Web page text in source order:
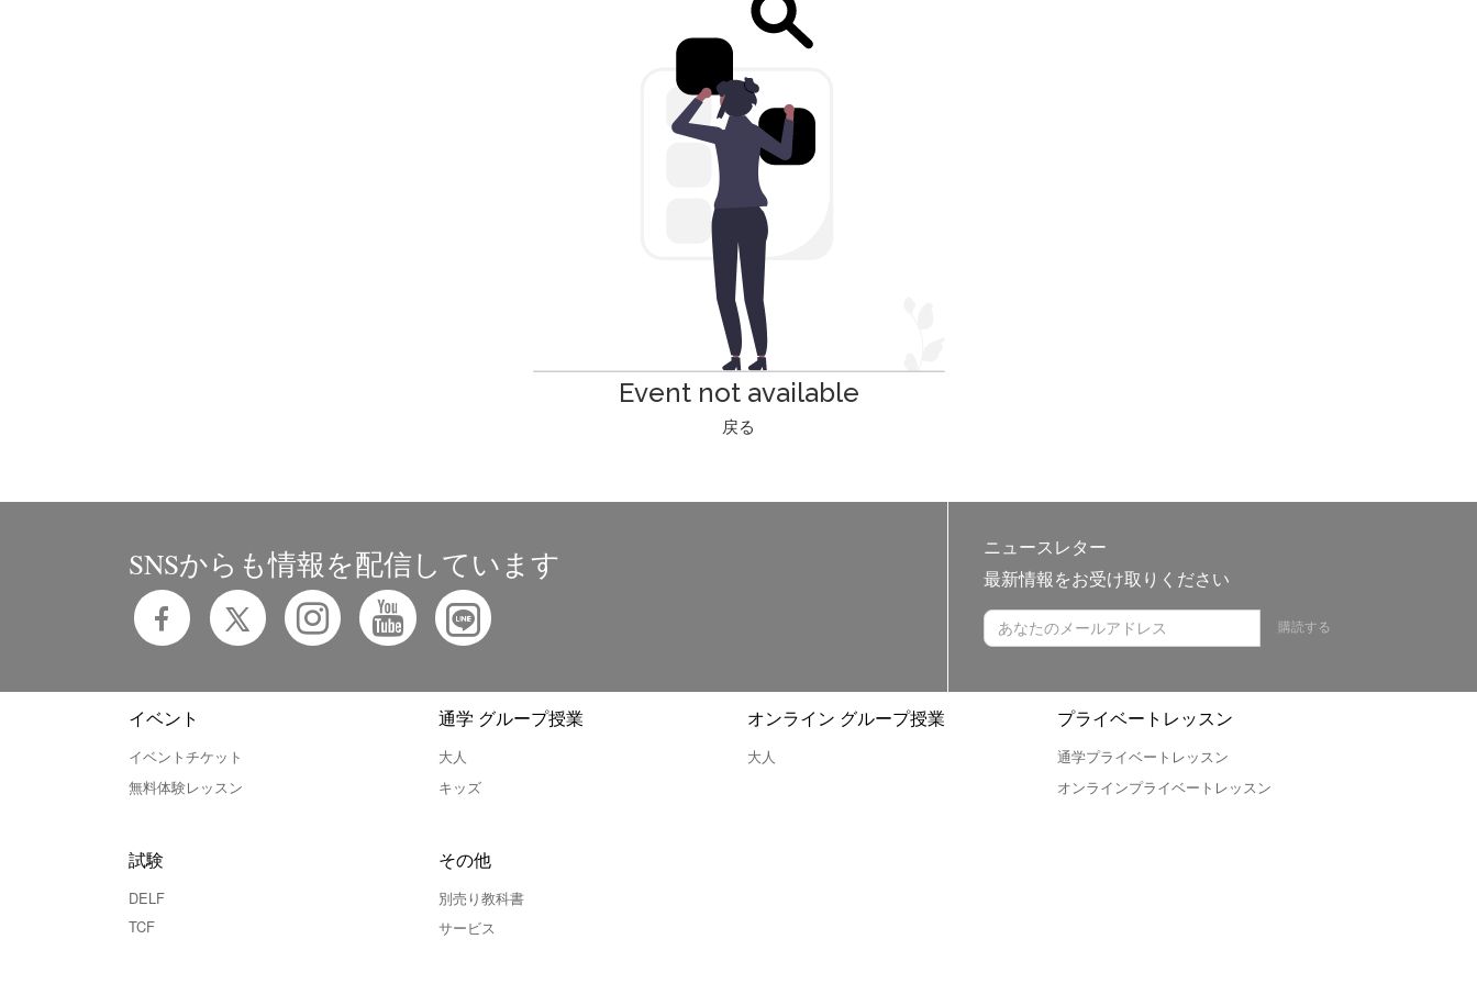
Event not available
戻る
SNSからも情報を配信しています
ニュースレター
最新情報をお受け取りください
購読する
イベント
イベントチケット
無料体験レッスン
通学 グループ授業
大人
キッズ
オンライン グループ授業
大人
プライベートレッスン
通学プライベートレッスン
オンラインプライベートレッスン
試験
DELF
TCF
その他
別売り教科書
サービス